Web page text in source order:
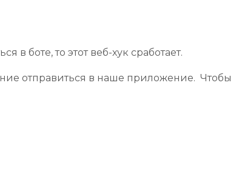
боте, то этот веб-хук сработает.
отправиться в наше приложение. Чтобы